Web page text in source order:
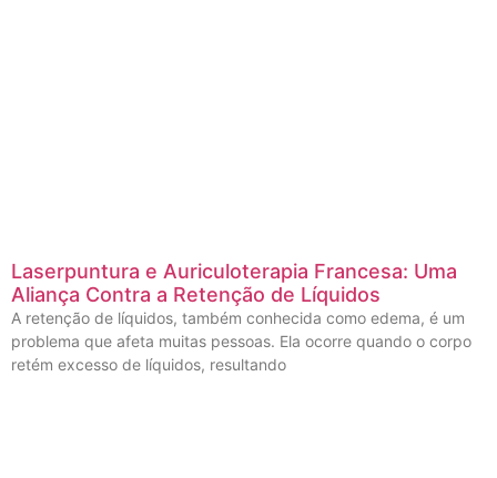
Laserpuntura e Auriculoterapia Francesa: Uma
Aliança Contra a Retenção de Líquidos
A retenção de líquidos, também conhecida como edema, é um
problema que afeta muitas pessoas. Ela ocorre quando o corpo
retém excesso de líquidos, resultando